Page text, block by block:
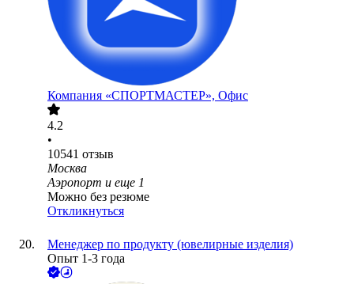
Компания «СПОРТМАСТЕР», Офис
4.2
•
10541 отзыв
Москва
Аэропорт и еще 1
Можно без резюме
Откликнуться
Менеджер по продукту (ювелирные изделия)
Опыт 1-3 года